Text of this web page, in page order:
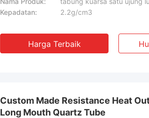
Kepadatan:
2.2g/cm3
Harga Terbaik
Custom Made Resistance Heat
Long Mouth Quartz Tube